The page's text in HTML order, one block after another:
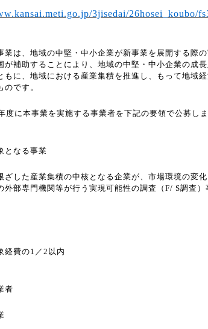
3jisedai/26hosei_koubo/
は、地域の中堅・中小企業が新事業を展開する際
が補助することにより、地域の中堅・中小企業の成
もに、地域における産業集積を推進し、もって地域
のです。
度に本事業を実施する事業者を下記の要領で公募しま
となる事業
した産業集積の中核となる企業が、市場環境の変
外部専門機関等が行う実現可能性の調査（ F/ S調査）
経費の1 ／ 2 以内
者